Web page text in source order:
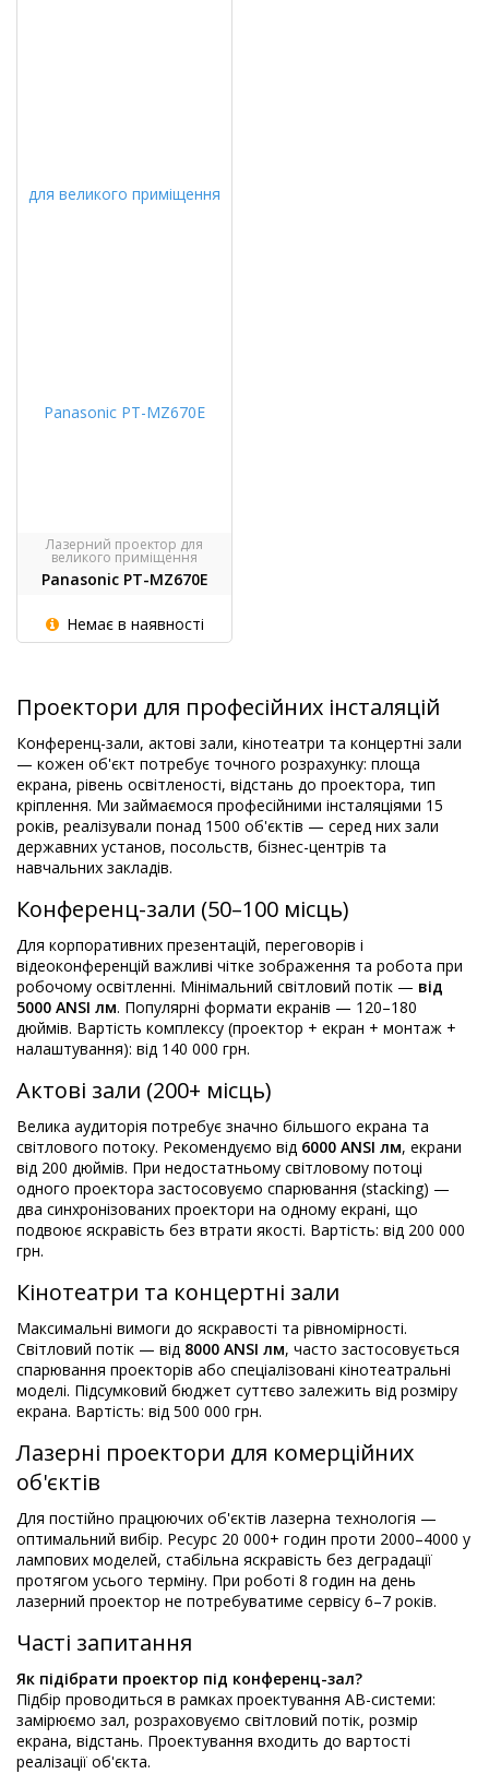
Лазерний проектор для
великого приміщення
Panasonic PT-MZ670E
Немає в наявності
Проектори для професійних інсталяцій
Конференц-зали, актові зали, кінотеатри та концертні зали
— кожен об'єкт потребує точного розрахунку: площа
екрана, рівень освітленості, відстань до проектора, тип
кріплення. Ми займаємося професійними інсталяціями 15
років, реалізували понад 1500 об'єктів — серед них зали
державних установ, посольств, бізнес-центрів та
навчальних закладів.
Конференц-зали (50–100 місць)
Для корпоративних презентацій, переговорів і
відеоконференцій важливі чітке зображення та робота при
робочому освітленні. Мінімальний світловий потік — від
5000 ANSI лм. Популярні формати екранів — 120–180
дюймів. Вартість комплексу (проектор + екран + монтаж +
налаштування): від 140 000 грн.
Актові зали (200+ місць)
Велика аудиторія потребує значно більшого екрана та
світлового потоку. Рекомендуємо від 6000 ANSI лм, екрани
від 200 дюймів. При недостатньому світловому потоці
одного проектора застосовуємо спарювання (stacking) —
два синхронізованих проектори на одному екрані, що
подвоює яскравість без втрати якості. Вартість: від 200 000
грн.
Кінотеатри та концертні зали
Максимальні вимоги до яскравості та рівномірності.
Світловий потік — від 8000 ANSI лм, часто застосовується
спарювання проекторів або спеціалізовані кінотеатральні
моделі. Підсумковий бюджет суттєво залежить від розміру
екрана. Вартість: від 500 000 грн.
Лазерні проектори для комерційних
об'єктів
Для постійно працюючих об'єктів лазерна технологія —
оптимальний вибір. Ресурс 20 000+ годин проти 2000–4000 у
лампових моделей, стабільна яскравість без деградації
протягом усього терміну. При роботі 8 годин на день
лазерний проектор не потребуватиме сервісу 6–7 років.
Часті запитання
Як підібрати проектор під конференц-зал?
Підбір проводиться в рамках проектування АВ-системи:
замірюємо зал, розраховуємо світловий потік, розмір
екрана, відстань. Проектування входить до вартості
реалізації об'єкта.